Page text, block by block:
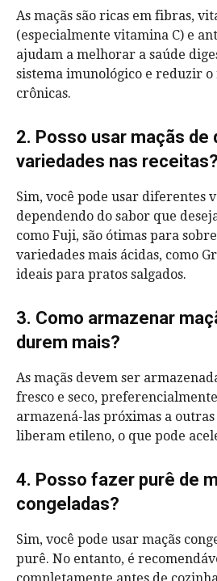
As maçãs são ricas em fibras,
(especialmente vitamina C) e
ajudam a melhorar a saúde
sistema imunológico e reduzir o
crônicas.
2. Posso usar maçãs
variedades nas receitas?
Sim, você pode usar diferentes
dependendo do sabor que
como Fuji, são ótimas para
variedades mais ácidas, como
ideais para pratos salgados.
3. Como armazenar
durem mais?
As maçãs devem ser
fresco e seco,
armazená-las próximas a
liberam etileno, o que pode
4. Posso fazer purê de
congeladas?
Sim, você pode usar maçãs
purê. No entanto, é
completamente antes de